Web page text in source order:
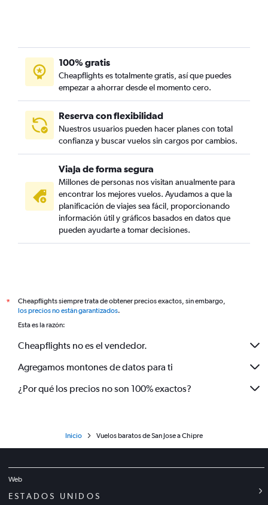
100% gratis
Cheapflights es totalmente gratis, así que puedes
empezar a ahorrar desde el momento cero.
Reserva con flexibilidad
Nuestros usuarios pueden hacer planes con total
confianza y buscar vuelos sin cargos por cambios.
Viaja de forma segura
Millones de personas nos visitan anualmente para
encontrar los mejores vuelos. Ayudamos a que la
planificación de viajes sea fácil, proporcionando
información útil y gráficos basados en datos que
pueden ayudarte a tomar decisiones.
*
Cheapflights siempre trata de obtener precios exactos, sin embargo,
los precios no están garantizados.
Esta es la razón:
Cheapflights no es el vendedor.
Agregamos montones de datos para ti
¿Por qué los precios no son 100% exactos?
Inicio Vuelos baratos de San Jose a Chipre
Web
ESTADOS UNIDOS